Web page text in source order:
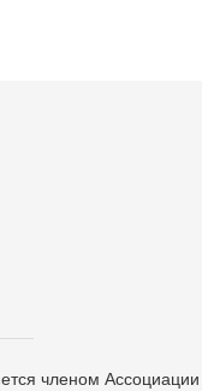
членом Ассоциации